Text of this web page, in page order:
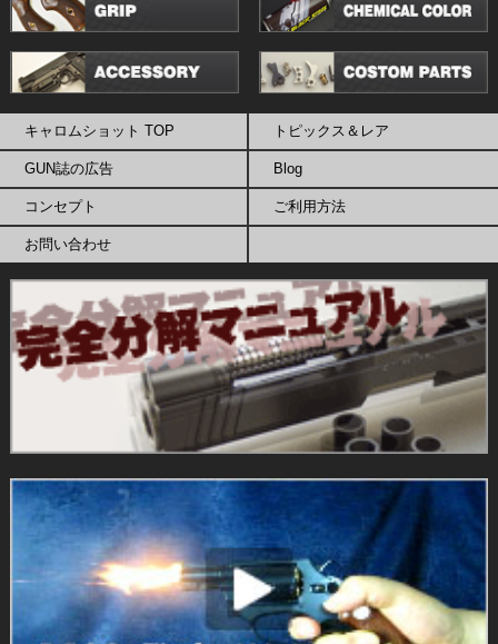
キャロムショット TOP トピックス＆レア
GUN誌の広告 Blog
コンセプト ご利用方法
お問い合わせ